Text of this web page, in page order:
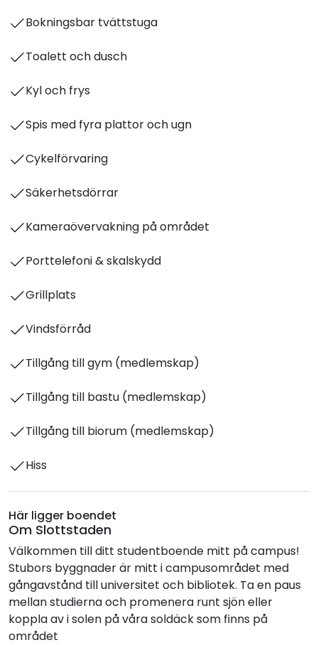
Bokningsbar tvättstuga
Toalett och dusch
Kyl och frys
Spis med fyra plattor och ugn
Cykelförvaring
Säkerhetsdörrar
Kameraövervakning på området
Porttelefoni & skalskydd
Grillplats
Vindsförråd
Tillgång till gym (medlemskap)
Tillgång till bastu (medlemskap)
Tillgång till biorum (medlemskap)
Hiss
Här ligger boendet
Om Slottstaden
Välkommen till ditt studentboende mitt på campus!
Stubors byggnader är mitt i campusområdet med
gångavstånd till universitet och bibliotek. Ta en paus
mellan studierna och promenera runt sjön eller
koppla av i solen på våra soldäck som finns på
området